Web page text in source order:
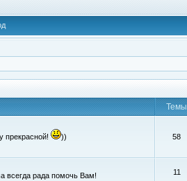
Темы
прекрасной!
))
58
всегда рада помочь Вам! 11